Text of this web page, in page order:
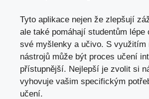
Tyto aplikace nejen že zlepšují
ale také pomáhají studentům lépe
své myšlenky a učivo. S využitím
nástrojů může být proces učení
přístupnější. Nejlepší je zvolit si
vyhovuje vašim specifickým
učení.